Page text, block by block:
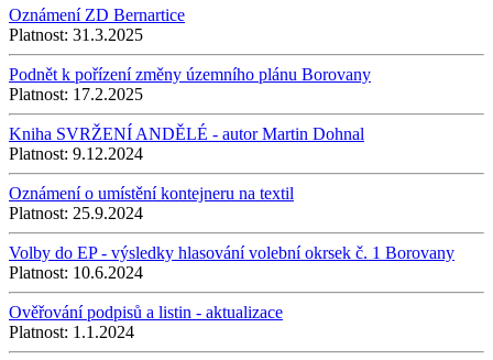
Oznámení ZD Bernartice
Platnost: 31.3.2025
Podnět k pořízení změny územního plánu Borovany
Platnost: 17.2.2025
Kniha SVRŽENÍ ANDĚLÉ - autor Martin Dohnal
Platnost: 9.12.2024
Oznámení o umístění kontejneru na textil
Platnost: 25.9.2024
Volby do EP - výsledky hlasování volební okrsek č. 1 Borovany
Platnost: 10.6.2024
Ověřování podpisů a listin - aktualizace
Platnost: 1.1.2024